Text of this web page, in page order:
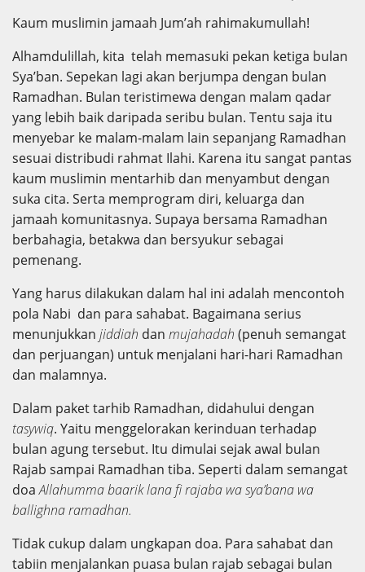
Kaum muslimin jamaah Jum’ah rahimakumullah!
Alhamdulillah, kita telah memasuki pekan ketiga bulan
Sya’ban. Sepekan lagi akan berjumpa dengan bulan
Ramadhan. Bulan teristimewa dengan malam qadar
yang lebih baik daripada seribu bulan. Tentu saja itu
menyebar ke malam-malam lain sepanjang Ramadhan
sesuai distribudi rahmat Ilahi. Karena itu sangat pantas
kaum muslimin mentarhib dan menyambut dengan
suka cita. Serta memprogram diri, keluarga dan
jamaah komunitasnya. Supaya bersama Ramadhan
berbahagia, betakwa dan bersyukur sebagai
pemenang.
Yang harus dilakukan dalam hal ini adalah mencontoh
pola Nabi dan para sahabat. Bagaimana serius
menunjukkan jiddiah dan mujahadah (penuh semangat
dan perjuangan) untuk menjalani hari-hari Ramadhan
dan malamnya.
Dalam paket tarhib Ramadhan, didahului dengan
tasywiq. Yaitu menggelorakan kerinduan terhadap
bulan agung tersebut. Itu dimulai sejak awal bulan
Rajab sampai Ramadhan tiba. Seperti dalam semangat
doaAllahumma baarik lana fi rajaba wa sya’bana wa
ballighna ramadhan.
Tidak cukup dalam ungkapan doa. Para sahabat dan
tabiin menjalankan puasa bulan rajab sebagai bulan